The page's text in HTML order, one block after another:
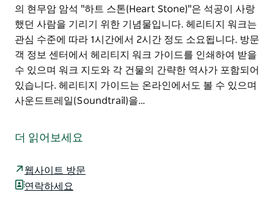
의 현무암 암석 "하트 스톤(Heart Stone)"은 석공이 사랑
했던 사람을 기리기 위한 기념물입니다. 헤리티지 워크는
관심 수준에 따라 1시간에서 2시간 정도 소요됩니다. 방문
객 정보 센터에서 헤리티지 워크 가이드를 인쇄하여 받을
수 있으며 워크 지도와 각 건물의 간략한 역사가 포함되어
있습니다. 헤리티지 가이드는 온라인에서도 볼 수 있으며
사운드트레일(Soundtrail)을…
50개가 넘는 유서 깊은 건물과 역사적 특징을 둘러보는
이 워킹 투어의 하이라이트로는 1870년에 지어진 3층짜
리 벽돌과 화강암 제분소인 맥크로신스 밀 박물관
더 읽어보세요
웹사이트 방문
연락하세요